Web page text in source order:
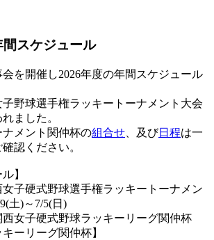
間スケジュール
を開催し2026年度の年間スケジュール
子野球選手権ラッキートーナメント大会
ました。
メント関仲杯の組合せ 、及び日程は一
認ください。
】
子硬式野球選手権ラッキートーナメン
土)～7/5(日)
女子硬式野球ラッキーリーグ関仲杯
キーリーグ関仲杯】